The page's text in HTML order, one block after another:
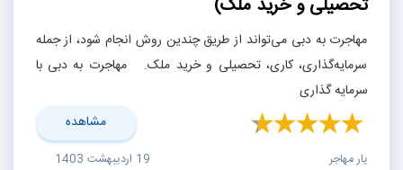
تحصیلی و خرید ملک)
مهاجرت به دبی می‌تواند از طریق چندین روش انجام شود، از جمله
سرمایه‌گذاری، کاری، تحصیلی و خرید ملک. مهاجرت به دبی با
سرمایه گذاری
مشاهده
یار مهاجر 19 اردیبهشت 1403